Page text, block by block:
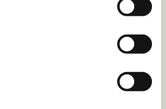
kokoelmien helmi on